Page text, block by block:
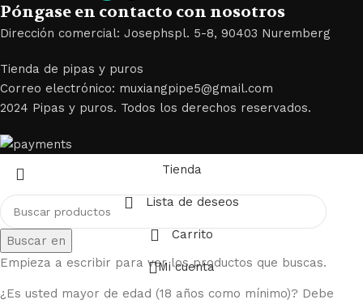
Póngase en contacto con nosotros
Dirección comercial: Josephspl. 5-8, 90403 Nuremberg
Tienda de pipas y puros
Correo electrónico: muxiangpipe5@gmail.com
2024 Pipas y puros. Todos los derechos reservados.
Buscar en
Empieza a escribir para ver los productos que buscas.
Tienda
Lista de deseos
Carrito
Mi cuenta
¿Es usted mayor de edad (18 años como mínimo)? Debe